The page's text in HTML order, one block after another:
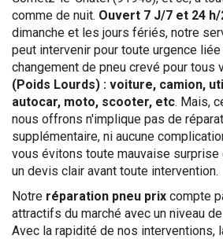
comme de nuit. Ouvert 7 J/7 et 24 h/
dimanche et les jours fériés, notre
peut intervenir pour toute urgence liée
changement de pneu crevé pour tous
(Poids Lourds) : voiture, camion,
autocar, moto, scooter, etc. Mais,
nous offrons n'implique pas de
supplémentaire, ni aucune
vous évitons toute mauvaise
un devis clair avant toute intervention.
Notre réparation pneu prix compte
attractifs du marché avec un niveau
Avec la rapidité de nos interventions,